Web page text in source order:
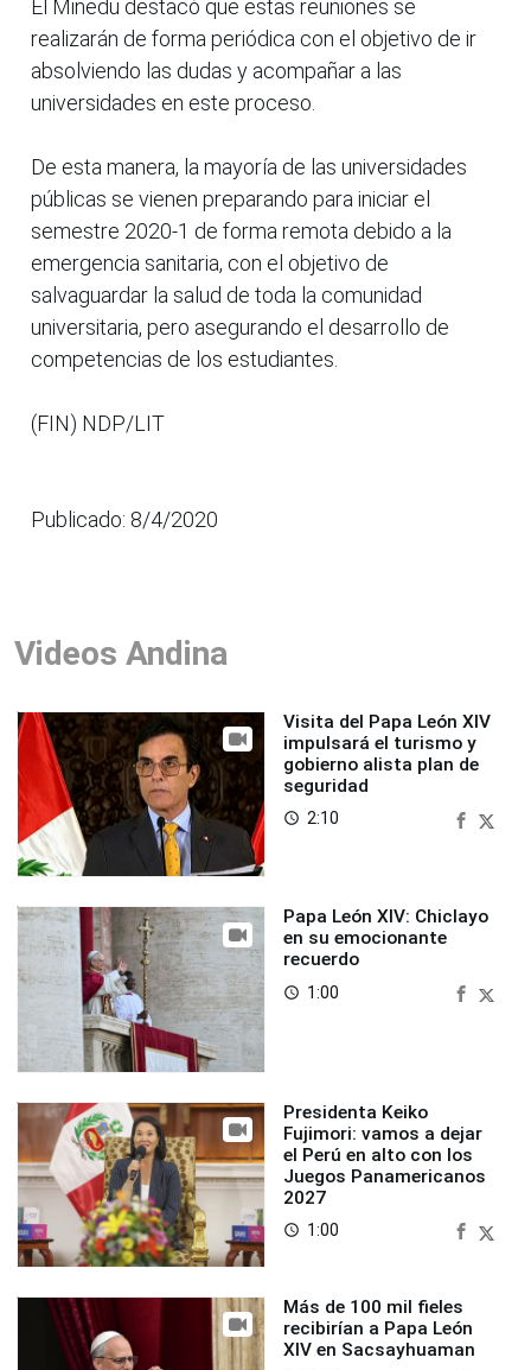
El Minedu destacó que estas reuniones se
realizarán de forma periódica con el objetivo de ir
absolviendo las dudas y acompañar a las
universidades en este proceso.
De esta manera, la mayoría de las universidades
públicas se vienen preparando para iniciar el
semestre 2020-1 de forma remota debido a la
emergencia sanitaria, con el objetivo de
salvaguardar la salud de toda la comunidad
universitaria, pero asegurando el desarrollo de
competencias de los estudiantes.
(FIN) NDP/LIT
Publicado: 8/4/2020
Videos Andina
Visita del Papa León XIV
impulsará el turismo y
gobierno alista plan de
seguridad
access_time 2:10
Papa León XIV: Chiclayo
en su emocionante
recuerdo
access_time 1:00
Presidenta Keiko
Fujimori: vamos a dejar
el Perú en alto con los
Juegos Panamericanos
2027
access_time 1:00
Más de 100 mil fieles
recibirían a Papa León
XIV en Sacsayhuaman